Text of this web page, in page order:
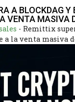
A BLOCKDAG Y
VENTA MASIVA
- Remittix
a la venta masiva